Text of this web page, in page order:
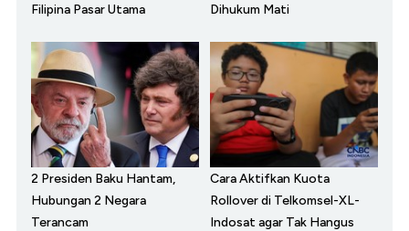
Filipina Pasar Utama
Dihukum Mati
2 Presiden Baku Hantam,
Hubungan 2 Negara
Terancam
Cara Aktifkan Kuota
Rollover di Telkomsel-XL-
Indosat agar Tak Hangus